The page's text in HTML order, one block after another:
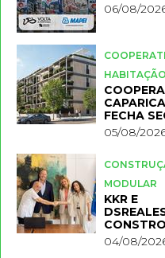
06/08/
HABITAÇÃO
FECHA
FASE DO
05/08/
MODULAR
KKR E
04/08/